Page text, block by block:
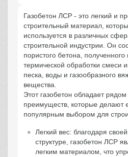
Газобетон ЛСР - это легкий и
строительный материал,
используется в различных
строительной индустрии. Он
пористого бетона, полученного
термической обработки смеси
песка, воды и газообразного
вещества.
Этот газобетон обладает рядом
преимуществ, которые делают
популярным выбором для
Легкий вес: благодаря
структуре, газобетон ЛСР
легким материалом, что